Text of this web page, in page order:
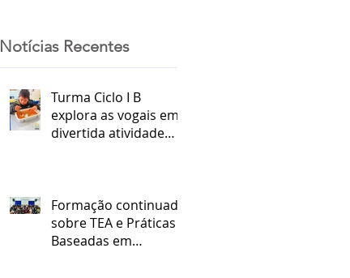
Notícias Recentes
Turma Ciclo I B
explora as vogais em
divertida atividade
Formação continuada
sobre TEA e Práticas
Baseadas em